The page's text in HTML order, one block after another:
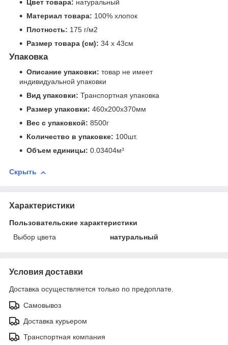
Цвет товара: натуральный
Материал товара: 100% хлопок
Плотность: 175 г/м2
Размер товара (см): 34 х 43см
Упаковка
Описание упаковки: товар не имеет
индивидуальной упаковки
Вид упаковки: Транспортная упаковка
Размер упаковки: 460x200x370мм
Вес с упаковкой: 8500г
Количество в упаковке: 100шт.
Объем единицы: 0.03404м³
Скрыть
Характеристики
Пользовательские характеристики
Выбор цвета
натуральный
Условия доставки
Доставка осуществляется только по предоплате.
Самовывоз
Доставка курьером
Транспортная компания